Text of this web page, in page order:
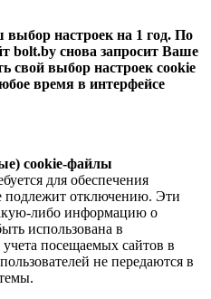
настроек на 1 год. По
bolt.by снова запросит Ваше
свой выбор настроек cookie
время в интерфейсе
cookie-файлы
для обеспечения
подлежит отключению. Эти
либо информацию о
использована в
посещаемых сайтов в
не передаются в